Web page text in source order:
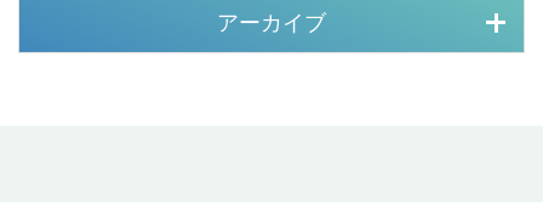
アーカイブ